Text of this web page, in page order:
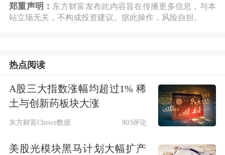
郑重声明： 东方财富发布此内容旨在传播更多信息，与本
站立场无关，不构成投资建议。据此操作，风险自担。
热点阅读
A股三大指数涨幅均超过1% 稀
土与创新药板块大涨
东方财富Choice数据 803评论
美股光模块黑马计划大幅扩产